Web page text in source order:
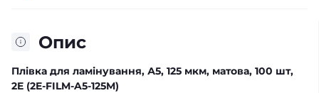
Опис
Плівка для ламінування, А5, 125 мкм, матова, 100 шт,
2E (2E-FILM-A5-125M)